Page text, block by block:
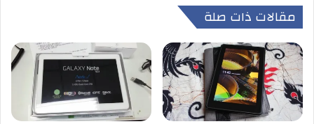
مقالات ذات صلة